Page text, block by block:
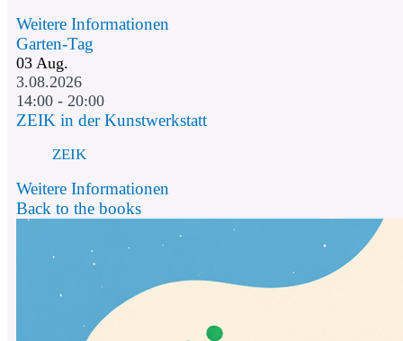
Weitere Informationen
Garten-Tag
03 Aug.
3.08.2026
14:00 - 20:00
ZEIK in der Kunstwerkstatt
ZEIK
Weitere Informationen
Back to the books